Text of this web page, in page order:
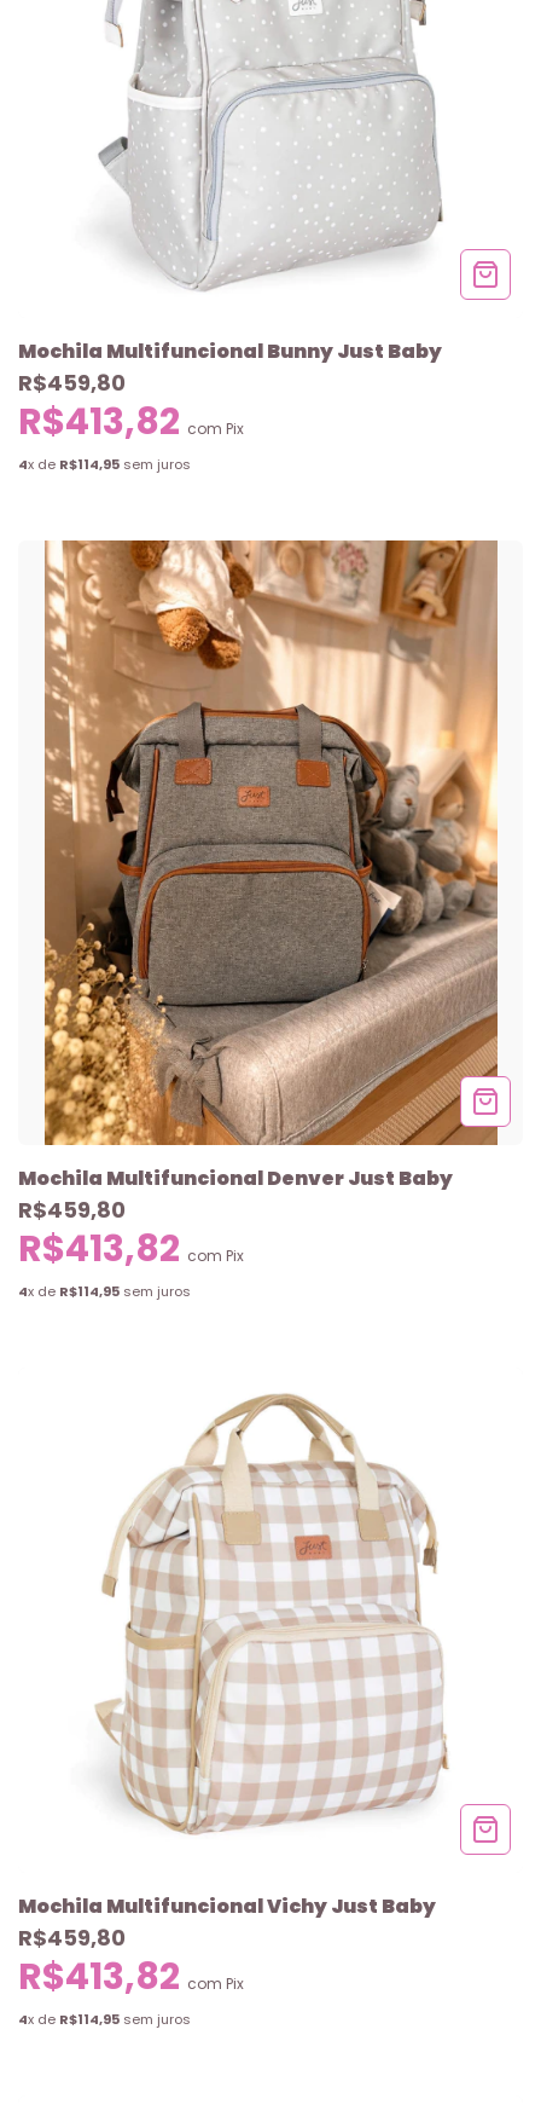
Mochila Multifuncional Bunny Just Baby
R$459,80
R$413,82 com Pix
4x de R$114,95 sem juros
Mochila Multifuncional Denver Just Baby
R$459,80
R$413,82 com Pix
4x de R$114,95 sem juros
Mochila Multifuncional Vichy Just Baby
R$459,80
R$413,82 com Pix
4x de R$114,95 sem juros